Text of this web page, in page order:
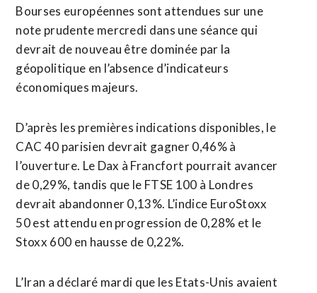
Bourses européennes sont attendues sur une
note prudente mercredi dans une séance qui
devrait de nouveau être dominée par la
géopolitique en l’absence d’indicateurs
économiques majeurs.
D’après les premières indications disponibles, le
CAC 40 parisien devrait gagner 0,46% à
l’ouverture. Le Dax à Francfort pourrait avancer
de 0,29%, tandis que le FTSE 100 à Londres
devrait abandonner 0,13%. L’indice EuroStoxx
50 est attendu en progression de 0,28% et le
Stoxx 600 en hausse de 0,22%.
L’Iran a déclaré mardi que les Etats-Unis avaient